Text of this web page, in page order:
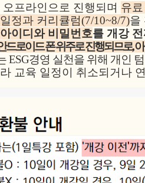
라인으로 진행되며 유
정과 커리큘럼(7/10~8/7)을
이디와 비밀번호를 개강
드로이드 폰 위주로 진행되므로,
ESG경영 실천을 위해 개인
교육 일정이 취소되거나